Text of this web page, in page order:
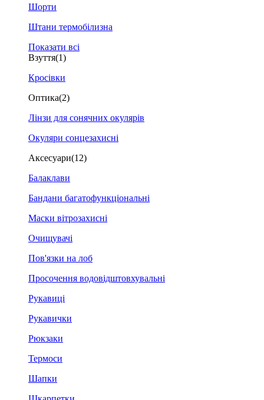
Шорти
Штани термобілизна
Показати всі
Взуття(1)
Кросівки
Оптика(2)
Лінзи для сонячних окулярів
Окуляри сонцезахисні
Аксесуари(12)
Балаклави
Бандани багатофункціональні
Маски вітрозахисні
Очищувачі
Пов'язки на лоб
Просочення водовідштовхувальні
Рукавиці
Рукавички
Рюкзаки
Термоси
Шапки